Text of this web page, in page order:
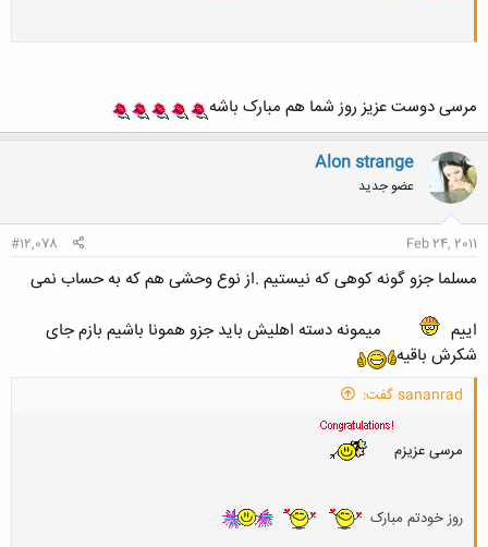
مرسی دوست عزیز روز شما هم مبارک باشه
Alon strange
عضو جدید
Feb 24, 2011
#12,078
مسلما جزو گونه کوهی که نیستیم .از نوع وحشی هم که به حساب نمی
اییم
میمونه دسته اهلیش باید جزو همونا باشیم بازم جای
شکرش باقیه
sananrad گفت:
مرسی عزیزم
روز خودتم مبارک